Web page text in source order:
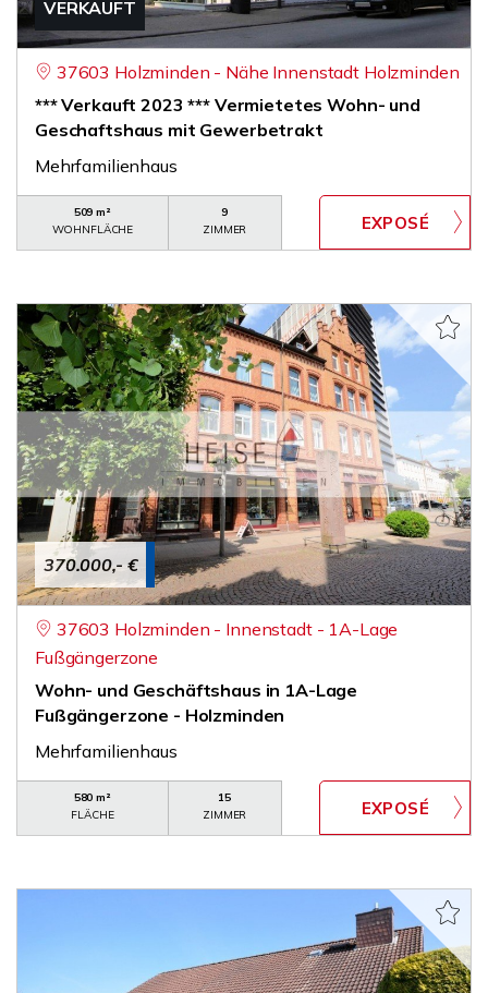
VERKAUFT
37603 Holzminden - Nähe Innenstadt Holzminden
*** Verkauft 2023 *** Vermietetes Wohn- und
Geschaftshaus mit Gewerbetrakt
Mehrfamilienhaus
509 m²
WOHNFLÄCHE
9
ZIMMER
370.000,- €
37603 Holzminden - Innenstadt - 1A-Lage
Fußgängerzone
Wohn- und Geschäftshaus in 1A-Lage
Fußgängerzone - Holzminden
Mehrfamilienhaus
580 m²
FLÄCHE
15
ZIMMER